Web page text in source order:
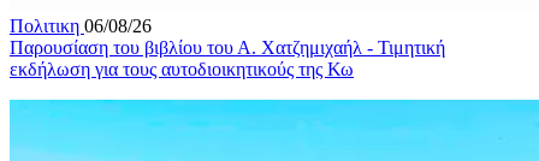
Πολιτικη 06/08/26
Παρουσίαση του βιβλίου του Α. Χατζημιχαήλ - Τιμητική
εκδήλωση για τους αυτοδιοικητικούς της Κω